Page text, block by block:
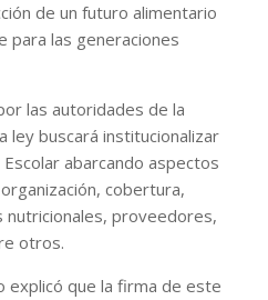
de un futuro alimentario
para las generaciones
las autoridades de la
ley buscará institucionalizar
abarcando aspectos
cobertura,
proveedores,
otros.
explicó que la firma de este